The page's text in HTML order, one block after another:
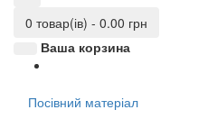
0 товар(ів) - 0.00 грн
Ваша корзина
Посівний матеріал